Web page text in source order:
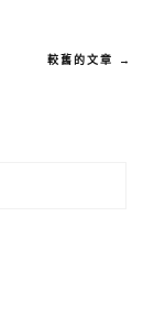
較舊的文章 →